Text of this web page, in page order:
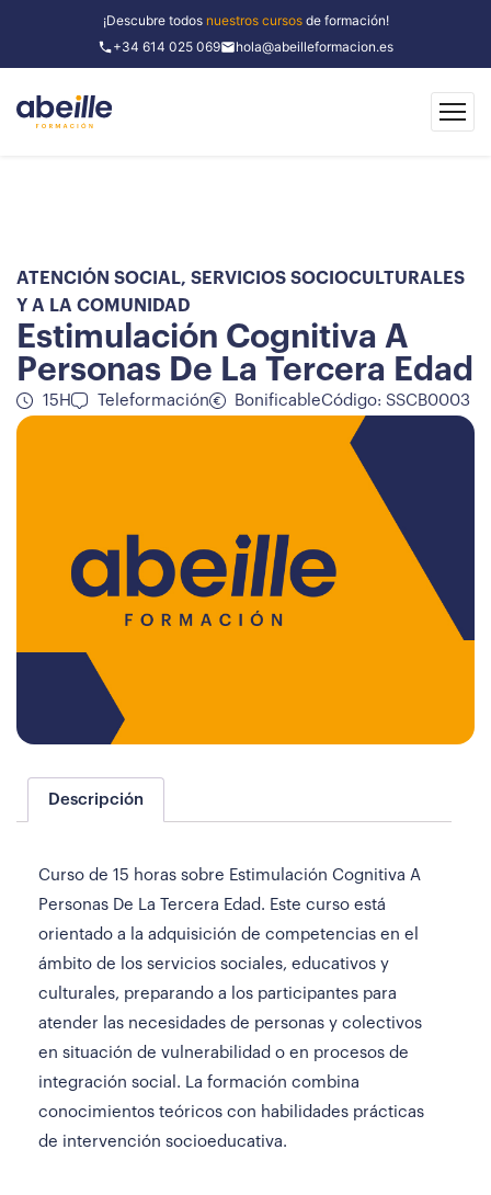
¡Descubre todos nuestros cursosde formación!
+34 614 025 069
hola@abeilleformacion.es
ATENCIÓN SOCIAL, SERVICIOS SOCIOCULTURALES
Y A LA COMUNIDAD
Estimulación Cognitiva A
Personas De La Tercera Edad
15H Teleformación BonificableCódigo: SSCB0003
Descripción
Curso de 15 horas sobre Estimulación Cognitiva A
Personas De La Tercera Edad. Este curso está
orientado a la adquisición de competencias en el
ámbito de los servicios sociales, educativos y
culturales, preparando a los participantes para
atender las necesidades de personas y colectivos
en situación de vulnerabilidad o en procesos de
integración social. La formación combina
conocimientos teóricos con habilidades prácticas
de intervención socioeducativa.